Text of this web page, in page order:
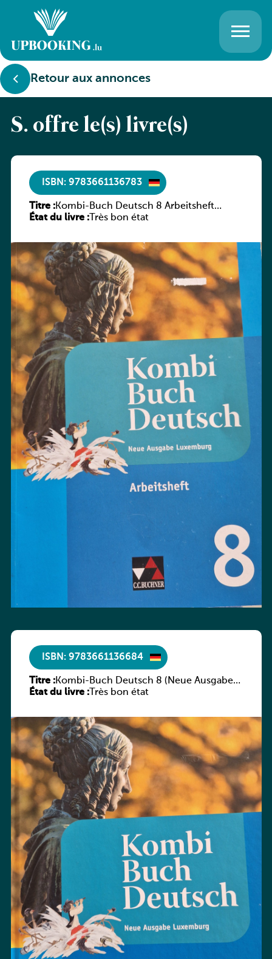
Retour aux annonces
S. offre le(s) livre(s)
ISBN: 9783661136783
Titre :Kombi-Buch Deutsch 8 Arbeitsheft
(Neue Ausgabe Luxemburg)
État du livre :Très bon état
ISBN: 9783661136684
Titre :Kombi-Buch Deutsch 8 (Neue Ausgabe
Luxemburg)
État du livre :Très bon état